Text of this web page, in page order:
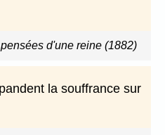
d'une reine (1882)
la souffrance sur